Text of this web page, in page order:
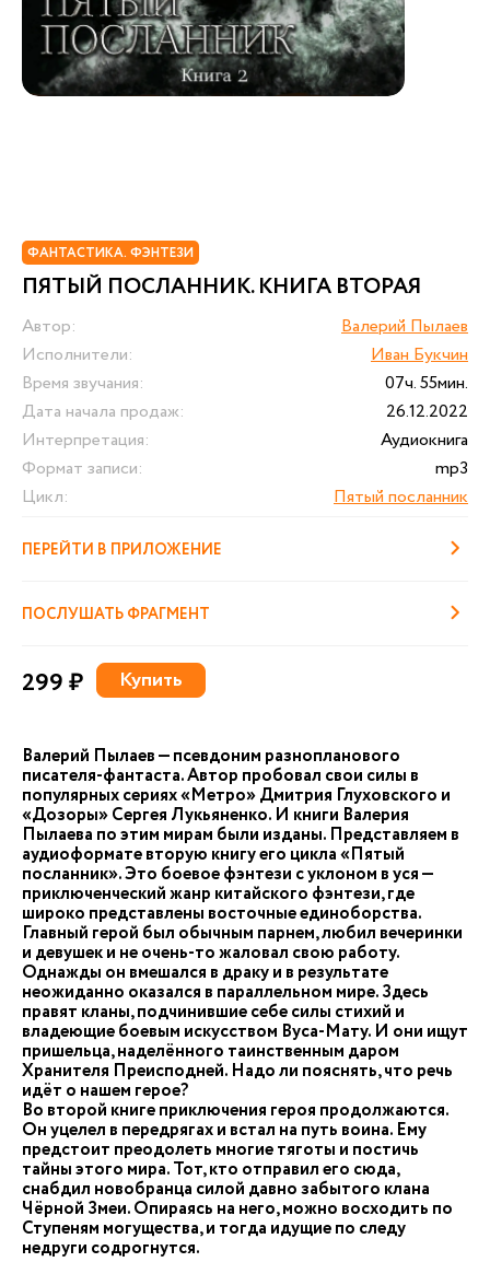
ФАНТАСТИКА. ФЭНТЕЗИ
ПЯТЫЙ ПОСЛАННИК. КНИГА ВТОРАЯ
Автор:
Валерий Пылаев
Исполнители:
Иван Букчин
Время звучания:
07ч. 55мин.
Дата начала продаж:
26.12.2022
Интерпретация:
Аудиокнига
Формат записи:
mp3
Цикл:
Пятый посланник
ПЕРЕЙТИ В ПРИЛОЖЕНИЕ
ПОСЛУШАТЬ ФРАГМЕНТ
299 ₽ Купить
Валерий Пылаев — псевдоним разнопланового
писателя-фантаста. Автор пробовал свои силы в
популярных сериях «Метро» Дмитрия Глуховского и
«Дозоры» Сергея Лукьяненко. И книги Валерия
Пылаева по этим мирам были изданы. Представляем в
аудиоформате вторую книгу его цикла «Пятый
посланник». Это боевое фэнтези с уклоном в уся —
приключенческий жанр китайского фэнтези, где
широко представлены восточные единоборства.
Главный герой был обычным парнем, любил вечеринки
и девушек и не очень-то жаловал свою работу.
Однажды он вмешался в драку и в результате
неожиданно оказался в параллельном мире. Здесь
правят кланы, подчинившие себе силы стихий и
владеющие боевым искусством Вуса-Мату. И они ищут
пришельца, наделённого таинственным даром
Хранителя Преисподней. Надо ли пояснять, что речь
идёт о нашем герое?
Во второй книге приключения героя продолжаются.
Он уцелел в передрягах и встал на путь воина. Ему
предстоит преодолеть многие тяготы и постичь
тайны этого мира. Тот, кто отправил его сюда,
снабдил новобранца силой давно забытого клана
Чёрной Змеи. Опираясь на него, можно восходить по
Ступеням могущества, и тогда идущие по следу
недруги содрогнутся.